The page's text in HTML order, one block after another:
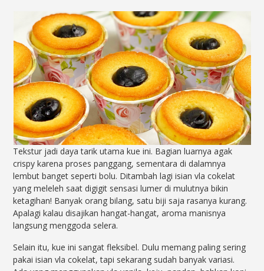
Tekstur jadi daya tarik utama kue ini. Bagian luarnya agak
crispy karena proses panggang, sementara di dalamnya
lembut banget seperti bolu. Ditambah lagi isian vla cokelat
yang meleleh saat digigit sensasi lumer di mulutnya bikin
ketagihan! Banyak orang bilang, satu biji saja rasanya kurang.
Apalagi kalau disajikan hangat-hangat, aroma manisnya
langsung menggoda selera.
Selain itu, kue ini sangat fleksibel. Dulu memang paling sering
pakai isian vla cokelat, tapi sekarang sudah banyak variasi.